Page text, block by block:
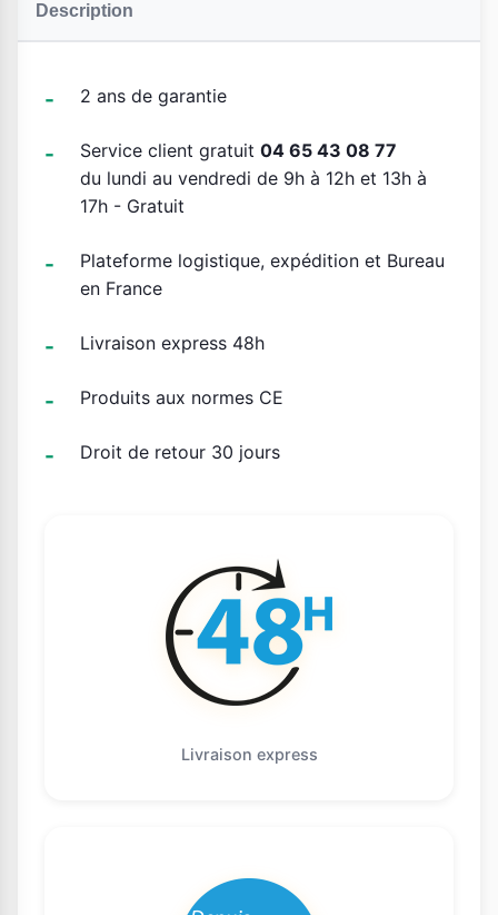
Description
2 ans de garantie
Service client gratuit 04 65 43 08 77
du lundi au vendredi de 9h à 12h et 13h à
17h - Gratuit
Plateforme logistique, expédition et Bureau
en France
Livraison express 48h
Produits aux normes CE
Droit de retour 30 jours
Livraison express